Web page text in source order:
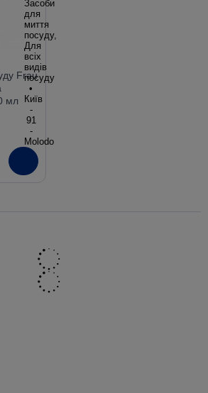
Frau
мл